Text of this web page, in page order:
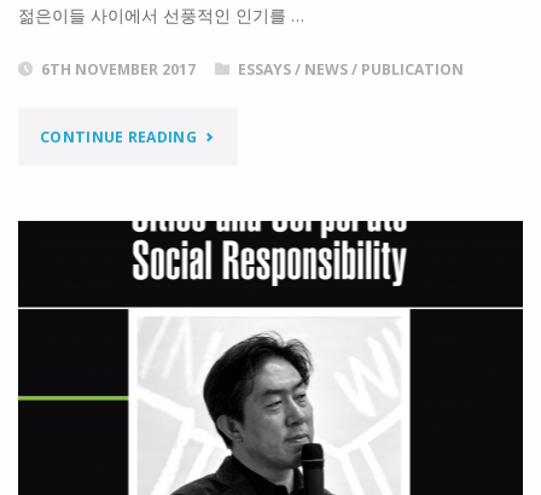
젊은이들 사이에서 선풍적인 인기를 …
6TH NOVEMBER 2017 ESSAYS/ NEWS/ PUBLICATION
CONTINUE READING"
고]
부
음
악
주